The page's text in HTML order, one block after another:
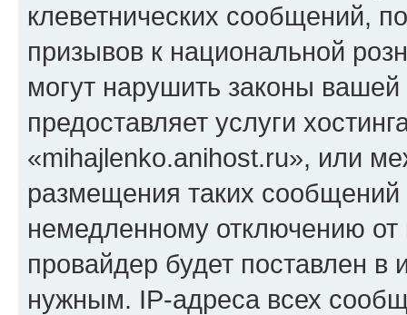
клеветнических сообщений,
призывов к национальной
могут нарушить законы
предоставляет услуги
«mihajlenko.anihost.ru», или
размещения таких
немедленному отключению
провайдер будет поставлен в
нужным. IP-адреса всех